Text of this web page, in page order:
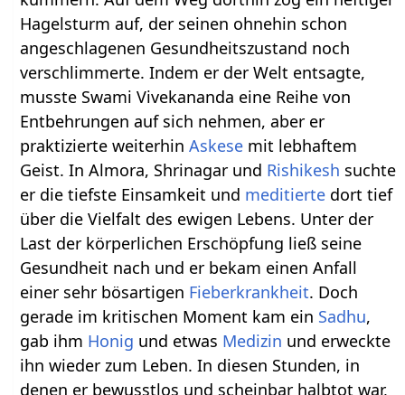
Hagelsturm auf, der seinen ohnehin schon
angeschlagenen Gesundheitszustand noch
verschlimmerte. Indem er der Welt entsagte,
musste Swami Vivekananda eine Reihe von
Entbehrungen auf sich nehmen, aber er
praktizierte weiterhinAskese mit lebhaftem
Geist. In Almora, Shrinagar und Rishikesh suchte
er die tiefste Einsamkeit und meditierte dort tief
über die Vielfalt des ewigen Lebens. Unter der
Last der körperlichen Erschöpfung ließ seine
Gesundheit nach und er bekam einen Anfall
einer sehr bösartigen Fieberkrankheit. Doch
gerade im kritischen Moment kam ein Sadhu,
gab ihm Honig und etwas Medizin und erweckte
ihn wieder zum Leben. In diesen Stunden, in
denen er bewusstlos und scheinbar halbtot war,